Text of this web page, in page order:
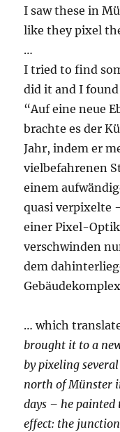
I saw these in
like they pixel
…
I tried to find
did it and I
“Auf eine neue
brachte es der
Jahr, indem er
vielbefahrenen
einem
quasi verpixelte
einer Pixel-
verschwinden
dem
… which
brought it to a
by pixeling
north of Münster
days – he painted
effect: the